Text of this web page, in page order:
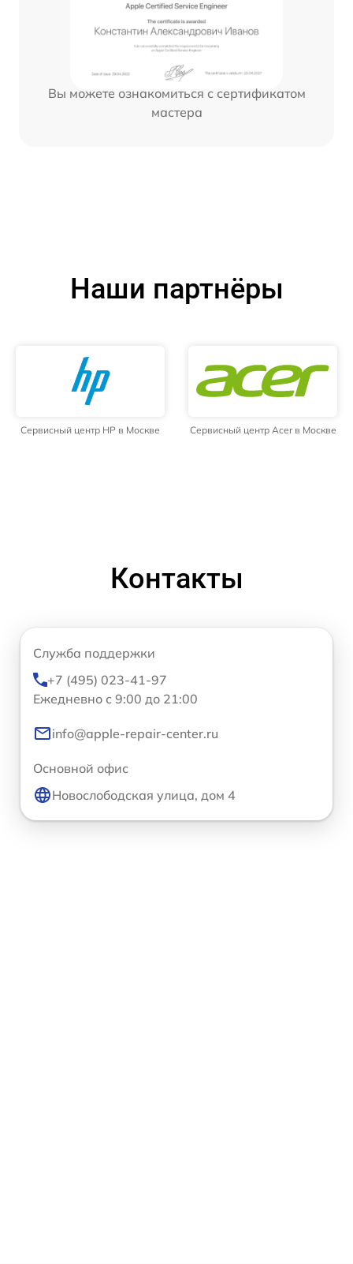
Вы можете ознакомиться с сертификатом
мастера
Наши партнёры
Сервисный центр HP в Москве Сервисный центр Acer в Москве
Контакты
Служба поддержки
+7 (495) 023-41-97
Ежедневно с 9:00 до 21:00
info@apple-repair-center.ru
Основной офис
Новослободская улица, дом 4